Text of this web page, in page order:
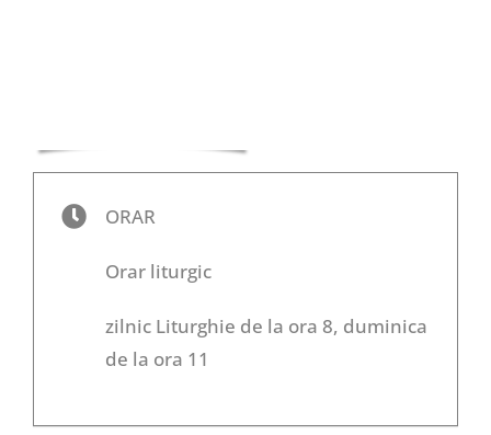
ORAR
Orar liturgic
zilnic Liturghie de la ora 8, duminica
de la ora 11